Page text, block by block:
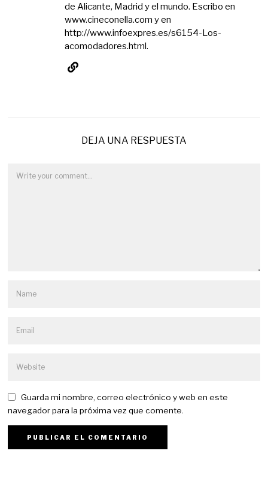
de Alicante, Madrid y el mundo. Escribo en
www.cineconella.com y en
http://www.infoexpres.es/s6154-Los-
acomodadores.html.
DEJA UNA RESPUESTA
Guarda mi nombre, correo electrónico y web en este
navegador para la próxima vez que comente.